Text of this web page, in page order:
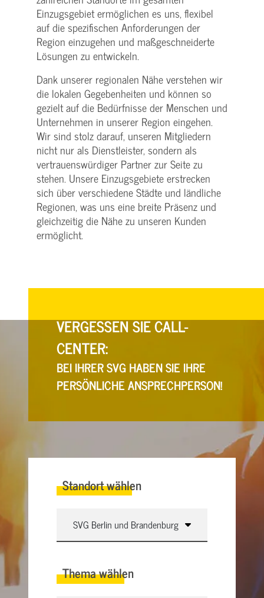
Einzugsgebiet ermöglichen es uns, flexibel
auf die spezifischen Anforderungen der
Region einzugehen und maßgeschneiderte
Lösungen zu entwickeln.
Dank unserer regionalen Nähe verstehen wir
die lokalen Gegebenheiten und können so
gezielt auf die Bedürfnisse der Menschen und
Unternehmen in unserer Region eingehen.
Wir sind stolz darauf, unseren Mitgliedern
nicht nur als Dienstleister, sondern als
vertrauenswürdiger Partner zur Seite zu
stehen. Unsere Einzugsgebiete erstrecken
sich über verschiedene Städte und ländliche
Regionen, was uns eine breite Präsenz und
gleichzeitig die Nähe zu unseren Kunden
ermöglicht.
VERGESSEN SIE CALL-
CENTER:
BEI IHRER SVG HABEN SIE IHRE
PERSÖNLICHE ANSPRECHPERSON!
Standort wählen
Thema wählen